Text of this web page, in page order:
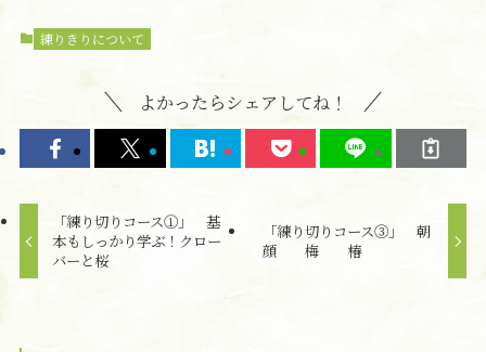
練りきりについて
よかったらシェアしてね！
「練り切りコース①」 基
本もしっかり学ぶ！クロー
バーと桜
「練り切りコース③」 朝
顔 梅 椿